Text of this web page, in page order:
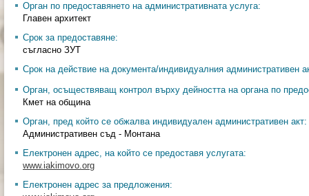
Орган по предоставянето на административната услуга:
Главен архитект
Срок за предоставяне:
съгласно ЗУТ
Срок на действие на документа/индивидуалния административен
Орган, осъществяващ контрол върху дейността на органа по
Кмет на община
Орган, пред който се обжалва индивидуален административен акт:
Административен съд - Монтана
Електронен адрес, на който се предоставя услугата:
www.iakimovo.org
Електронен адрес за предложения: